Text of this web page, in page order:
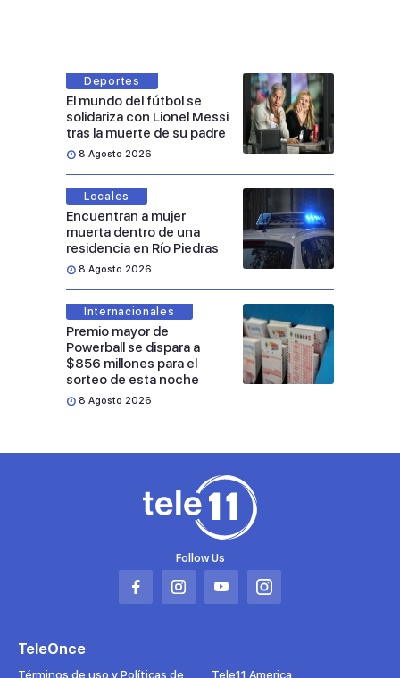
Deportes
El mundo del fútbol se
solidariza con Lionel Messi
tras la muerte de su padre
8 Agosto 2026
Locales
Encuentran a mujer
muerta dentro de una
residencia en Río Piedras
8 Agosto 2026
Internacionales
Premio mayor de
Powerball se dispara a
$856 millones para el
sorteo de esta noche
8 Agosto 2026
Follow Us
Abrir
pestaña
Abrir
pestaña
Abrir
pestaña
Abrir
pestaña
TeleOnce
Términos de uso y Políticas de Tele11 America